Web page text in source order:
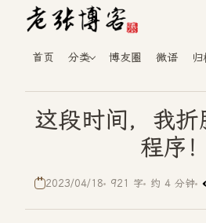
首页 分类 博友圈 微语 归
这段时间，我
程序！
2023/04/18 921 字 约 4 分钟